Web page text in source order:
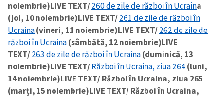
noiembrie)LIVE TEXT/260 de zile de război în Ucraina
(joi, 10 noiembrie)LIVE TEXT/261 de zile de război în
Ucraina(vineri, 11 noiembrie)LIVE TEXT/262 de zile de
război în Ucraina(sâmbătă, 12 noiembrie)LIVE
TEXT/263 de zile de război în Ucraina(duminică, 13
noiembrie)LIVE TEXT/Război în Ucraina, ziua 264(luni,
14 noiembrie)LIVE TEXT/ Război în Ucraina, ziua 265
(marți, 15 noiembrie)LIVE TEXT/ Război în Ucraina,